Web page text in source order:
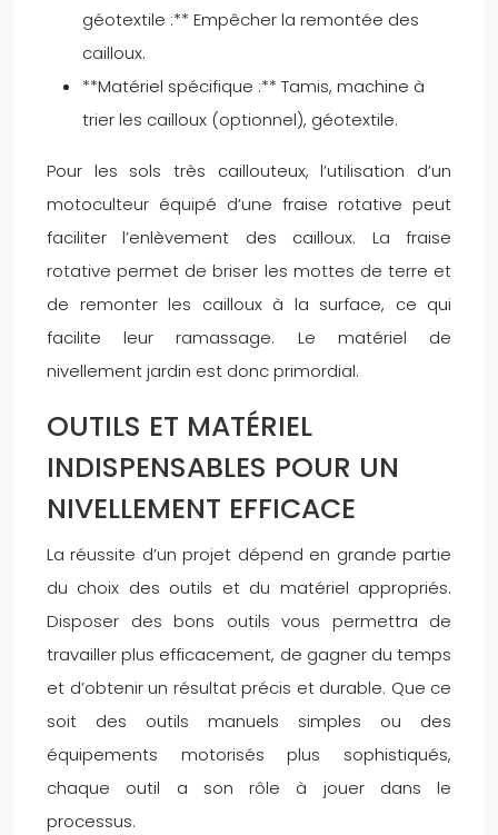
géotextile :** Empêcher la remontée des
cailloux.
**Matériel spécifique :** Tamis, machine à
trier les cailloux (optionnel), géotextile.
Pour les sols très caillouteux, l’utilisation d’un
motoculteur équipé d’une fraise rotative peut
faciliter l’enlèvement des cailloux. La fraise
rotative permet de briser les mottes de terre et
de remonter les cailloux à la surface, ce qui
facilite leur ramassage. Le matériel de
nivellement jardin est donc primordial.
OUTILS ET MATÉRIEL
INDISPENSABLES POUR UN
NIVELLEMENT EFFICACE
La réussite d’un projet dépend en grande partie
du choix des outils et du matériel appropriés.
Disposer des bons outils vous permettra de
travailler plus efficacement, de gagner du temps
et d’obtenir un résultat précis et durable. Que ce
soit des outils manuels simples ou des
équipements motorisés plus sophistiqués,
chaque outil a son rôle à jouer dans le
processus.